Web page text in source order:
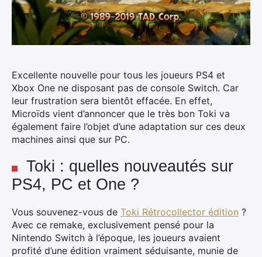
Excellente nouvelle pour tous les joueurs PS4 et
Xbox One ne disposant pas de console Switch. Car
leur frustration sera bientôt effacée. En effet,
Microïds vient d’annoncer que le très bon Toki va
également faire l’objet d’une adaptation sur ces deux
machines ainsi que sur PC.
Toki : quelles nouveautés sur
PS4, PC et One ?
Vous souvenez-vous de Toki Rétrocollector édition ?
Avec ce remake, exclusivement pensé pour la
Nintendo Switch à l’époque, les joueurs avaient
profité d’une édition vraiment séduisante, munie de